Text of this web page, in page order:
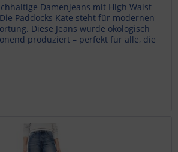
Damenjeans mit High Waist
Paddocks Kate steht für modernen
Diese Jeans wurde ökologisch
produziert – perfekt für alle, die